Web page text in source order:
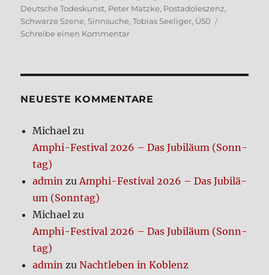
Deutsche Todeskunst, Peter Matzke, Postadoleszenz,
Schwarze Szene, Sinnsuche,Tobias Seeliger, Ü50
Schreibe einen Kommentarzu
NEUE­STE KOM­MEN­TA­RE
Michael zu
Amphi-Festi­val 2026 – Das Jubi­lä­um (Sonn­
tag)
admin zuAmphi-Festi­val 2026 – Das Jubi­lä­
um (Sonn­tag)
Michael zu
Amphi-Festi­val 2026 – Das Jubi­lä­um (Sonn­
tag)
admin zuNacht­le­ben in Koblenz